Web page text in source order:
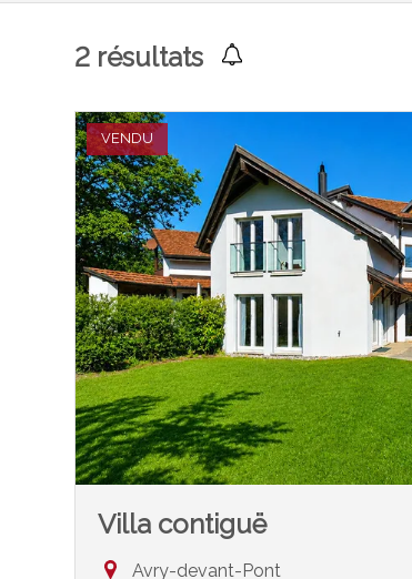
2 résultats
VENDU
Villa contiguë
Avry-devant-Pont